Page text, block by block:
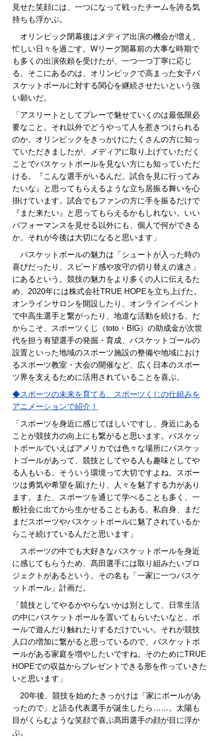
見せた笑顔には、一つになって戦ったチームを誇る気
持ちも浮かぶ。
オリンピック閉幕後はメディア出演の機会が増え、
忙しい日々を過ごす。Wリーグ開幕前の大事な時期で
も多くの出演依頼を受けたが、一つ一つ丁寧に応じ
る。そこにあるのは、オリンピックで高まった女子バ
スケットボールに対する関心を継続させたいという強
い願いだ。
「アスリートとしてプレーで魅せていくのは最低限必
要なこと。それ以外でどうやって人を惹きつけられる
のか。オリンピックをきっかけにたくさんの方に知っ
ていただきましたが、メディアに取り上げていただく
ことでバスケットボールを見ない方にも知っていただ
ける。『こんな選手がいるんだ。試合を見に行ってみ
たいな』と思ってもらえるような立ち居振る舞いを心
掛けています。試合でもファンの方に手を振るだけで
『また来たい』と思ってもらえるかもしれない。いい
パフォーマンスを見せる以外にも、個人で何ができる
か。それが今後は大切になると思います」
バスケットボールの魅力は「シュートが入った時の
喜びだったり、スピード感や攻守の切り替えの速さ」
にあるという。競技の魅力をより多くの人に伝えるた
め、2020年には株式会社TRUE HOPEを立ち上げた。
オンラインサロンを開設したり、オンラインイベント
で中高生選手と繋がったり、地道な活動を続ける。だ
からこそ、スポーツくじ（toto・BIG）の助成金が次世
代を担う有望選手の発掘・育成、バスケットゴールの
設置といった地域のスポーツ施設の整備や地域におけ
るスポーツ教室・大会の開催など、広く日本のスポー
ツ界を支えるために活用されていることを喜ぶ。
◆スポーツの未来を育てる、スポーツくじの仕組みを
アニメーションで紹介！
「スポーツを身近に感じてほしいですし、身近にある
ことが競技力の向上にも繋がると思います。バスケッ
トボールでいえばアメリカでは色々な場所にバスケッ
トゴールがあって、競技としてやる人も趣味としてや
る人もいる。そういう環境って大切ですよね。スポー
ツは勇気や希望を届けたり、人々を魅了する力があり
ます。また、スポーツを通じて学べることも多く、一
般社会に出てから生かせることもある。私自身、まだ
まだスポーツやバスケットボールに魅了されているか
らこそ続けているんだと思います」
スポーツの中でも大好きなバスケットボールを身近
に感じてもらうため、髙田選手には取り組みたいプロ
ジェクトがあるという。その名も「一家に一つバスケ
ットボール」計画だ。
「競技としてやるかやらないかは別として、日常生活
の中にバスケットボールを置いてもらいたいなと。ボ
ールで遊んだり触れたりするだけでいい。それが競技
人口の増加に繋がると思っているので、バスケットボ
ールがある家庭を増やしたいですね。そのためにTRUE
HOPEでの収益からプレゼントできる形を作っていきた
いと思います」
20年後、競技を始めたきっかけは「家にボールがあ
ったので」と語る代表選手が誕生したら……。太陽も
目がくらむような笑顔で喜ぶ髙田選手の顔が目に浮か
ぶ。